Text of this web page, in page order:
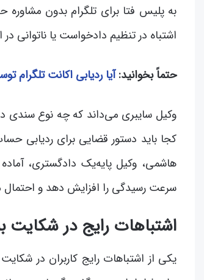
به پلیس فتا برای تلگرام بدون
اشتباه در تنظیم دادخواست یا ناتوانی
حتماً بخوانید:آیا ردیابی اکانت تلگرام
وکیل سایبری می‌داند که چه نوع سندی در
کجا باید دستور قضایی برای ردیابی
هاشمی، وکیل پایه‌یک دادگستری،
سرعت رسیدگی را افزایش دهد و احتمال
اشتباهات رایج در شکایت
یکی از اشتباهات رایج کاربران در